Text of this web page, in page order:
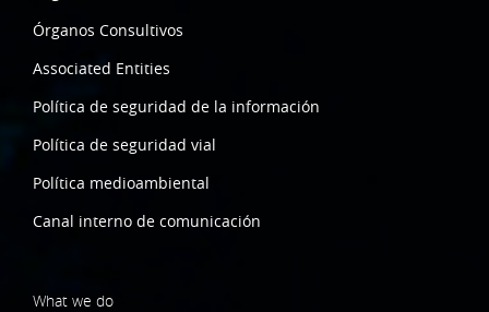
Órganos Consultivos
Associated Entities
Política de seguridad de la información
Política de seguridad vial
Política medioambiental
Canal interno de comunicación
What we do